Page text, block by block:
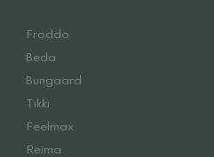
Froddo
Beda
Bungaard
Tikki
Feelmax
Reima